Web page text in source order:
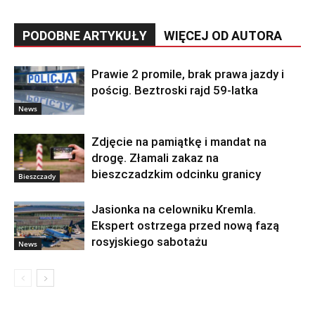
PODOBNE ARTYKUŁY WIĘCEJ OD AUTORA
News
Prawie 2 promile, brak prawa jazdy i
pościg. Beztroski rajd 59-latka
Bieszczady
Zdjęcie na pamiątkę i mandat na
drogę. Złamali zakaz na
bieszczadzkim odcinku granicy
News
Jasionka na celowniku Kremla.
Ekspert ostrzega przed nową fazą
rosyjskiego sabotażu